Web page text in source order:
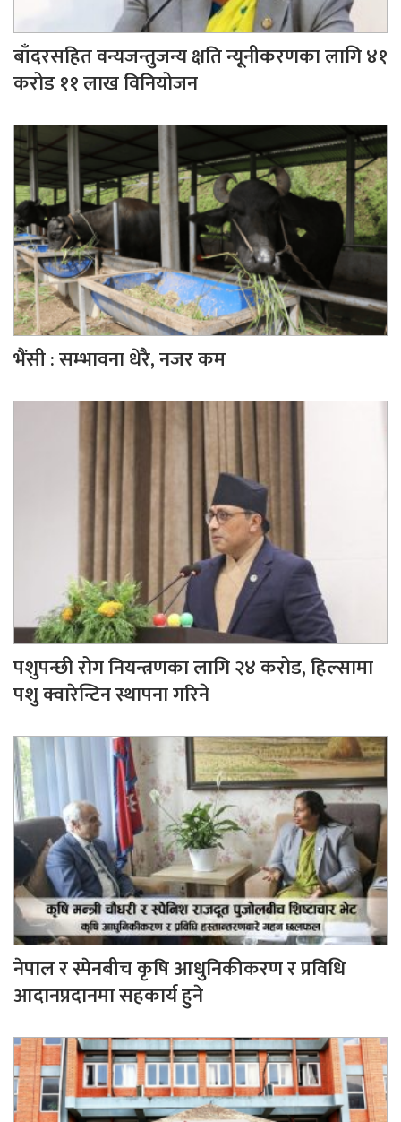
बाँदरसहित वन्यजन्तुजन्य क्षति न्यूनीकरणका लागि ४१
करोड ११ लाख विनियोजन
भैंसी : सम्भावना धेरै, नजर कम
पशुपन्छी रोग नियन्त्रणका लागि २४ करोड, हिल्सामा
पशु क्वारेन्टिन स्थापना गरिने
नेपाल र स्पेनबीच कृषि आधुनिकीकरण र प्रविधि
आदानप्रदानमा सहकार्य हुने